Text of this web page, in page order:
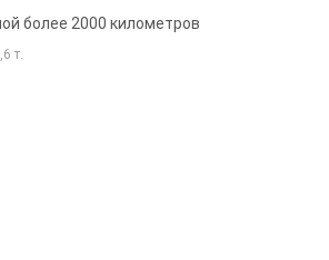
более 2000 километров
т.